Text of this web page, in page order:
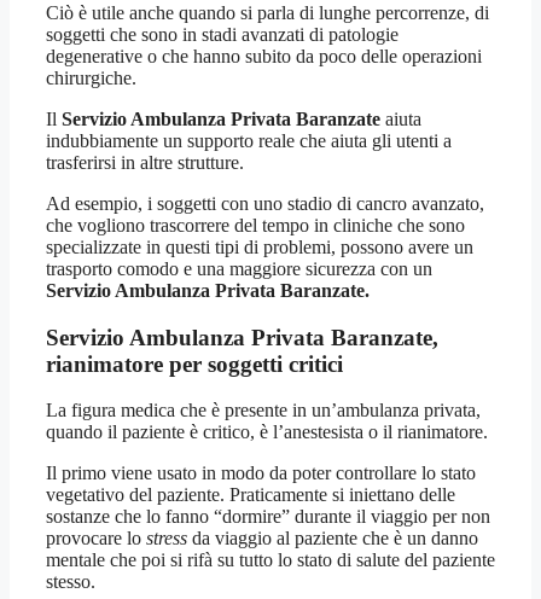
Ciò è utile anche quando si parla di lunghe percorrenze, di
soggetti che sono in stadi avanzati di patologie
degenerative o che hanno subito da poco delle operazioni
chirurgiche.
Il Servizio Ambulanza Privata Baranzate aiuta
indubbiamente un supporto reale che aiuta gli utenti a
trasferirsi in altre strutture.
Ad esempio, i soggetti con uno stadio di cancro avanzato,
che vogliono trascorrere del tempo in cliniche che sono
specializzate in questi tipi di problemi, possono avere un
trasporto comodo e una maggiore sicurezza con un
Servizio Ambulanza Privata Baranzate.
Servizio Ambulanza Privata Baranzate,
rianimatore per soggetti critici
La figura medica che è presente in un’ambulanza privata,
quando il paziente è critico, è l’anestesista o il rianimatore.
Il primo viene usato in modo da poter controllare lo stato
vegetativo del paziente. Praticamente si iniettano delle
sostanze che lo fanno “dormire” durante il viaggio per non
provocare lo stress da viaggio al paziente che è un danno
mentale che poi si rifà su tutto lo stato di salute del paziente
stesso.